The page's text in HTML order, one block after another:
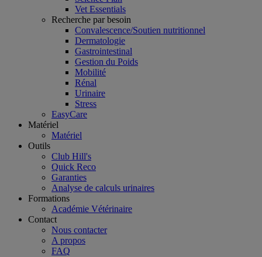
Vet Essentials
Recherche par besoin
Convalescence/Soutien nutritionnel
Dermatologie
Gastrointestinal
Gestion du Poids
Mobilité
Rénal
Urinaire
Stress
EasyCare
Matériel
Matériel
Outils
Club Hill's
Quick Reco
Garanties
Analyse de calculs urinaires
Formations
Académie Vétérinaire
Contact
Nous contacter
A propos
FAQ